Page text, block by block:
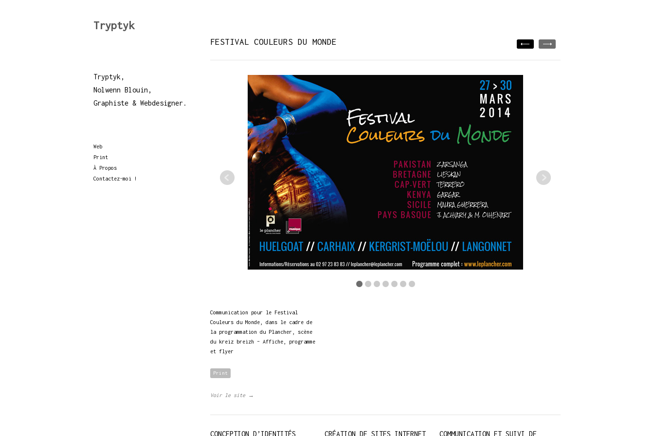
Tryptyk
Tryptyk,
Nolwenn Blouin,
Graphiste & Webdesigner.
Web
Print
À Propos
Contactez-moi !
FESTIVAL COULEURS DU MONDE
Communication pour le Festival
Couleurs du Monde, dans le cadre de
la programmation du Plancher, scène
du kreiz breizh – Affiche, programme
et flyer
Print
Voir le site →
CONCEPTION D’IDENTITÉS CRÉATION DE SITES INTERNET COMMUNICATION ET SUIVI DE